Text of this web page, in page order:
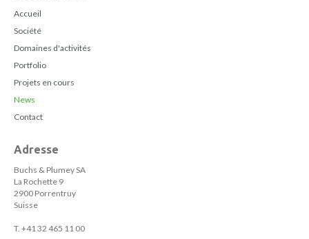
Accueil
Société
Domaines d'activités
Portfolio
Projets en cours
News
Contact
Adresse
Buchs & Plumey SA
La Rochette 9
2900 Porrentruy
Suisse
T. +41 32 465 11 00